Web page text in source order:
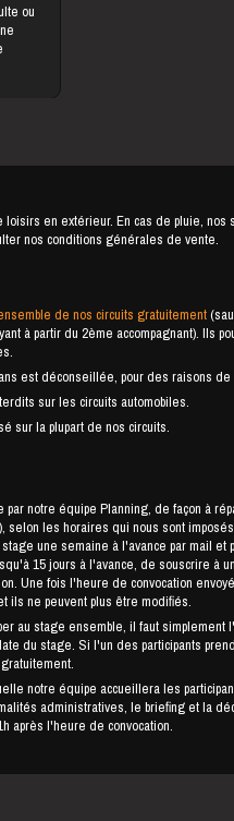
en extérieur. En cas de pluie, nos
nos conditions générales de vente.
de nos circuits gratuitement
à partir du 2ème accompagnant). Ils
est déconseillée, pour des raisons
sur les circuits automobiles.
sur la plupart de nos circuits.
notre équipe Planning, de façon à
les horaires qui nous sont
semaine à l'avance par mail et par SMS.
15 jours à l'avance, de souscrire à
Une fois l'heure de convocation
ils ne peuvent plus être modifiés.
au stage ensemble, il faut
du stage. Si l'un des participants
notre équipe accueillera les
administratives, le briefing et la
après l'heure de convocation.